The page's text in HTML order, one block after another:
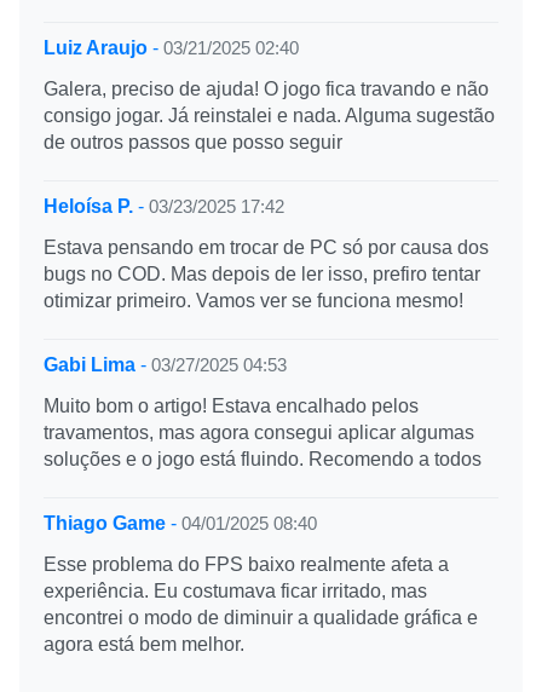
Luiz Araujo - 03/21/2025 02:40
Galera, preciso de ajuda! O jogo fica travando e não
consigo jogar. Já reinstalei e nada. Alguma sugestão
de outros passos que posso seguir
Heloísa P. - 03/23/2025 17:42
Estava pensando em trocar de PC só por causa dos
bugs no COD. Mas depois de ler isso, prefiro tentar
otimizar primeiro. Vamos ver se funciona mesmo!
Gabi Lima - 03/27/2025 04:53
Muito bom o artigo! Estava encalhado pelos
travamentos, mas agora consegui aplicar algumas
soluções e o jogo está fluindo. Recomendo a todos
Thiago Game - 04/01/2025 08:40
Esse problema do FPS baixo realmente afeta a
experiência. Eu costumava ficar irritado, mas
encontrei o modo de diminuir a qualidade gráfica e
agora está bem melhor.